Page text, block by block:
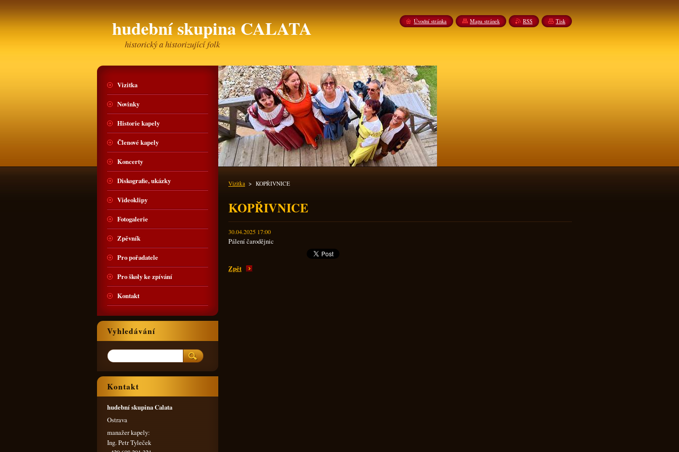
hudební skupina CALATA
historický a historizující folk
Vizitka > KOPŘIVNICE
KOPŘIVNICE
30.04.2025 17:00
Pálení čarodějnic
Zpět
Vizitka
Novinky
Historie kapely
Členové kapely
Koncerty
Diskografie, ukázky
Videoklipy
Fotogalerie
Zpěvník
Pro pořadatele
Pro školy ke zpívání
Kontakt
Vyhledávání
Kontakt
hudební skupina Calata
Ostrava
manažer kapely:
Ing. Petr Tyleček
Úvodní stránka Mapa stránek RSS Tisk